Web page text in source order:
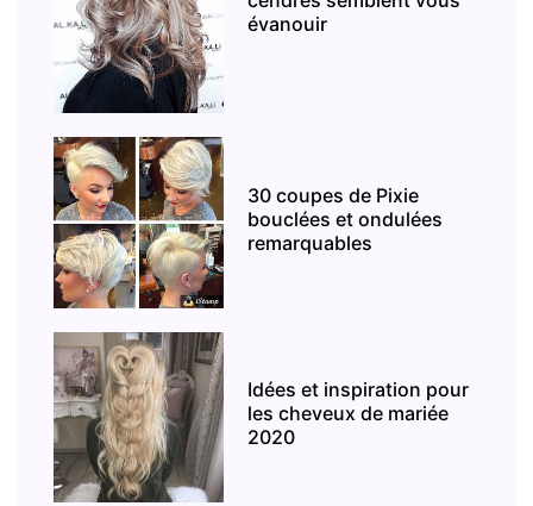
évanouir
30 coupes de Pixie
bouclées et ondulées
remarquables
Idées et inspiration pour
les cheveux de mariée
2020